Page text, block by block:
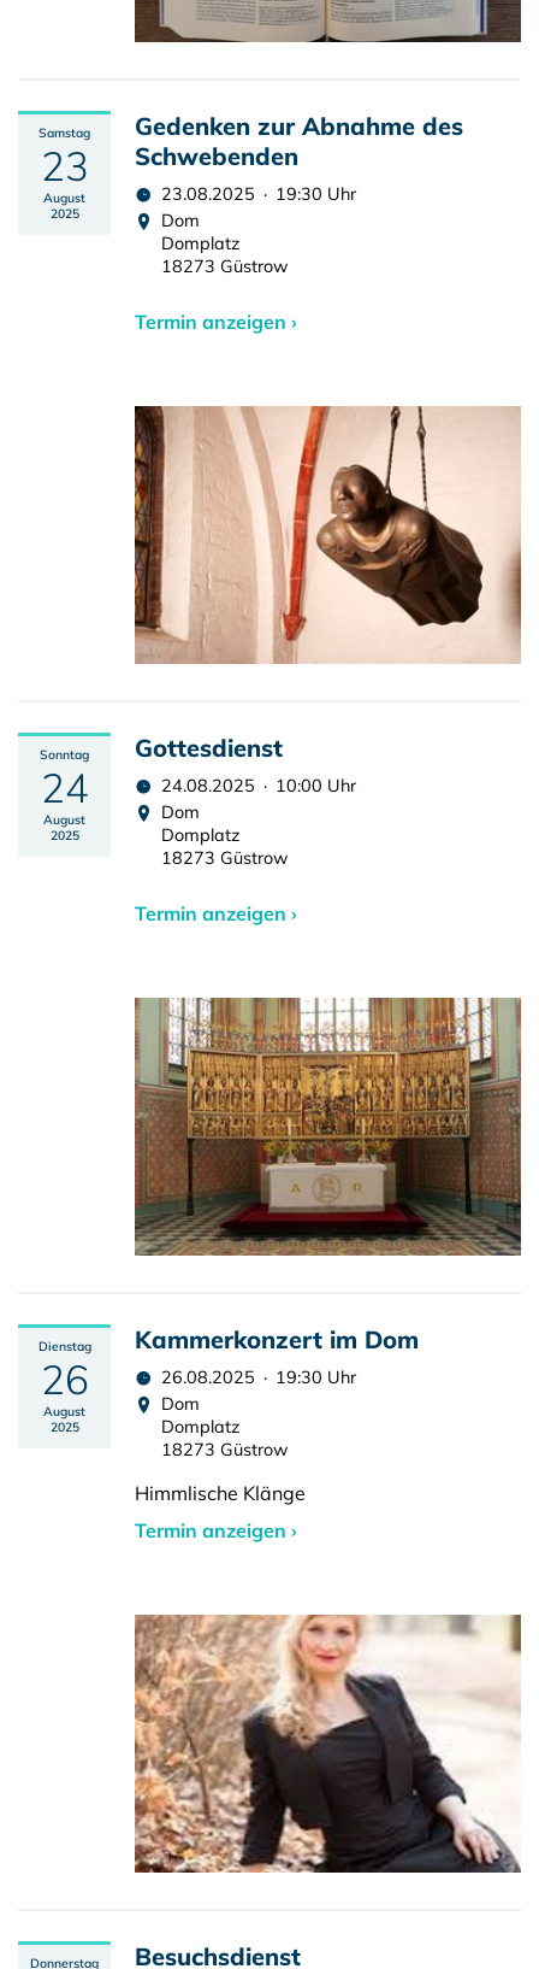
Samstag
23
August
2025
Gedenken zur Abnahme des
Schwebenden
23.08.2025 · 19:30 Uhr
Dom
Domplatz
18273 Güstrow
Termin anzeigen ›
Sonntag
24
August
2025
Gottesdienst
24.08.2025 · 10:00 Uhr
Dom
Domplatz
18273 Güstrow
Termin anzeigen ›
Dienstag
26
August
2025
Kammerkonzert im Dom
26.08.2025 · 19:30 Uhr
Dom
Domplatz
18273 Güstrow
Himmlische Klänge
Termin anzeigen ›
Donnerstag Besuchsdienst